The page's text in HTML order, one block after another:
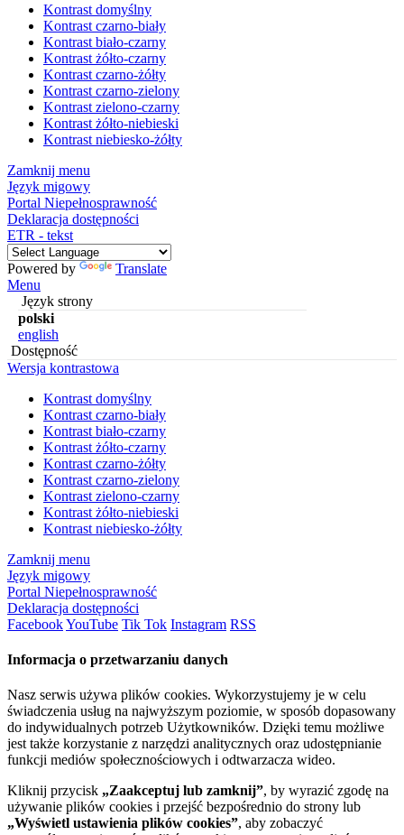
Kontrast domyślny
Kontrast czarno-biały
Kontrast biało-czarny
Kontrast żółto-czarny
Kontrast czarno-żółty
Kontrast czarno-zielony
Kontrast zielono-czarny
Kontrast żółto-niebieski
Kontrast niebiesko-żółty
Zamknij menu
Język migowy
Portal Niepełnosprawność
Deklaracja dostępności
ETR - tekst
Powered by
Translate
Menu
Język strony
polski
english
Dostępność
Wersja kontrastowa
Kontrast domyślny
Kontrast czarno-biały
Kontrast biało-czarny
Kontrast żółto-czarny
Kontrast czarno-żółty
Kontrast czarno-zielony
Kontrast zielono-czarny
Kontrast żółto-niebieski
Kontrast niebiesko-żółty
Zamknij menu
Język migowy
Portal Niepełnosprawność
Deklaracja dostępności
FacebookYouTube Tik Tok Instagram RSS
Informacja o przetwarzaniu danych
Nasz serwis używa plików cookies. Wykorzystujemy je w celu
świadczenia usług na najwyższym poziomie, w sposób dopasowany
do indywidualnych potrzeb Użytkowników. Dzięki temu możliwe
jest także korzystanie z narzędzi analitycznych oraz udostępnianie
funkcji mediów społecznościowych i odtwarzacza wideo.
Kliknij przycisk „Zaakceptuj lub zamknij”, by wyrazić zgodę na
używanie plików cookies i przejść bezpośrednio do strony lub
„Wyświetl ustawienia plików cookies”, aby zobaczyć